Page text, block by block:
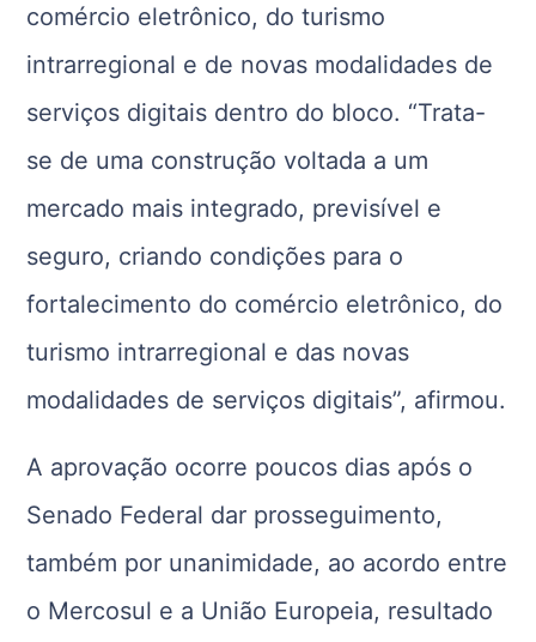
comércio eletrônico, do turismo
intrarregional e de novas modalidades de
serviços digitais dentro do bloco. “Trata-
se de uma construção voltada a um
mercado mais integrado, previsível e
seguro, criando condições para o
fortalecimento do comércio eletrônico, do
turismo intrarregional e das novas
modalidades de serviços digitais”, afirmou.
A aprovação ocorre poucos dias após o
Senado Federal dar prosseguimento,
também por unanimidade, ao acordo entre
o Mercosul e a União Europeia, resultado